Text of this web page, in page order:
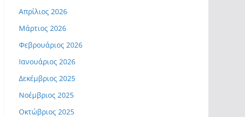
Απρίλιος 2026
Μάρτιος 2026
Φεβρουάριος 2026
Ιανουάριος 2026
Δεκέμβριος 2025
Νοέμβριος 2025
Οκτώβριος 2025